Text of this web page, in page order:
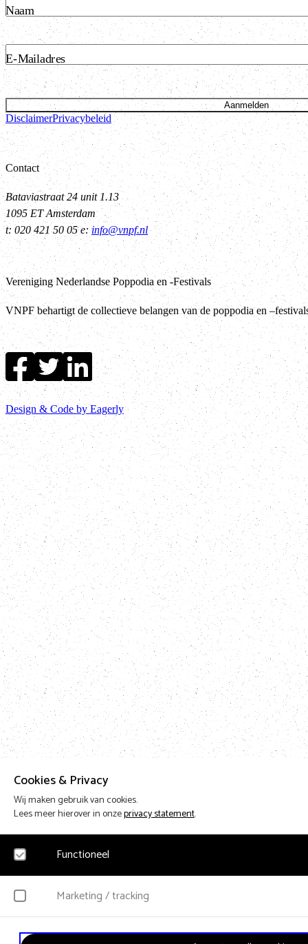
Cookies & Privacy
Wij maken gebruik van cookies.
Lees meer hierover in onzeprivacy statement.
Functioneel
Noodzakelijk
geen persoonsgegevens verzameld.
Marketing / tracking
YouTube
Naam
E-Mailadres
Aanmelden
DisclaimerPrivacybeleid
Contact
Bataviastraat 24 unit 1.13
1095 ET Amsterdam
t: 020 421 50 05 e:info@vnpf.nl
Vereniging Nederlandse Poppodia en -Festivals
VNPF behartigt de collectieve belangen van de poppodia en
Design & Code by Eagerly